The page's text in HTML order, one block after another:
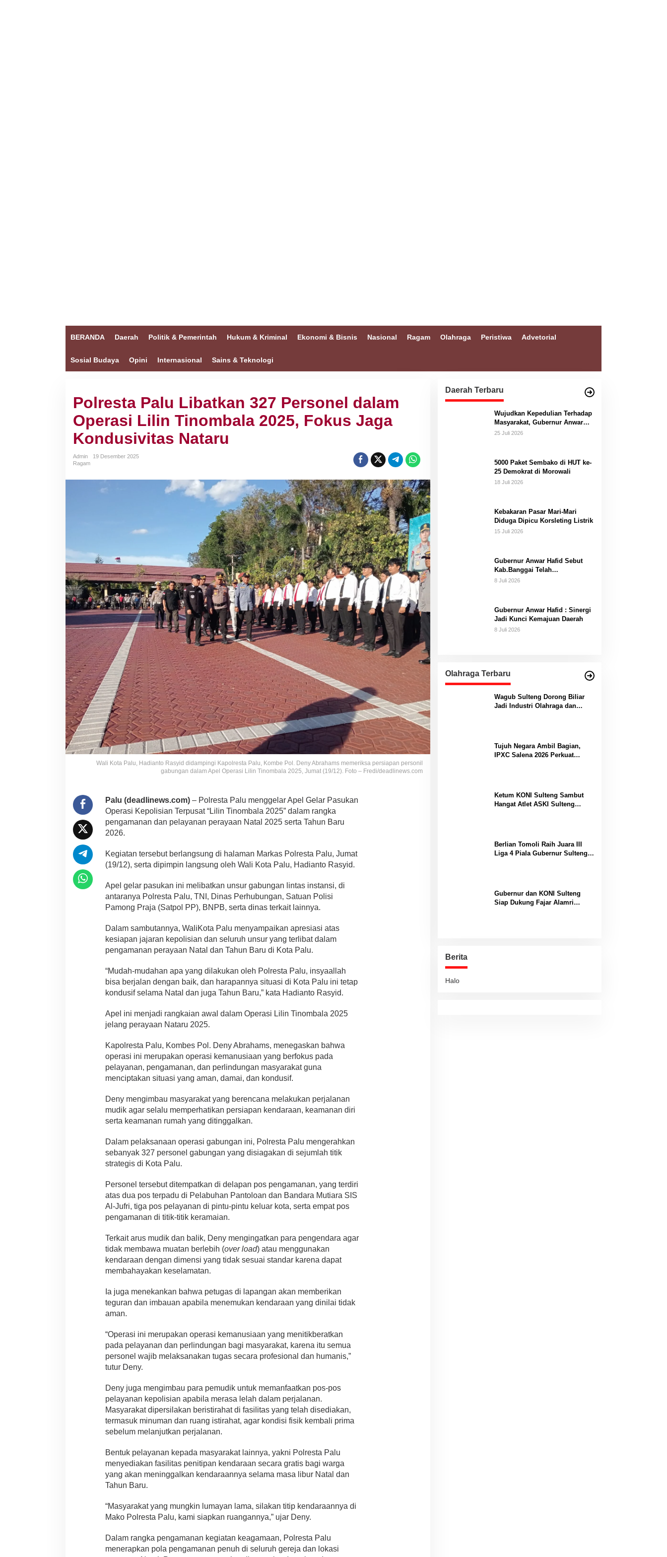
BERANDA Daerah Politik & Pemerintah Hukum & Kriminal Ekonomi & Bisnis Nasional Ragam Olahraga Peristiwa Advetorial
Sosial Budaya Opini Internasional Sains & Teknologi
Polresta Palu Libatkan 327 Personel dalam
Operasi Lilin Tinombala 2025, Fokus Jaga
Kondusivitas Nataru
Admin
19 Desember 2025
Ragam
Wali Kota Palu, Hadianto Rasyid didampingi Kapolresta Palu, Kombe Pol. Deny Abrahams memeriksa persiapan personil
gabungan dalam Apel Operasi Lilin Tinombala 2025, Jumat (19/12). Foto – Fredi/deadlinews.com
Palu (deadlinews.com)– Polresta Palu menggelar Apel Gelar Pasukan
Operasi Kepolisian Terpusat “Lilin Tinombala 2025” dalam rangka
pengamanan dan pelayanan perayaan Natal 2025 serta Tahun Baru
2026.
Kegiatan tersebut berlangsung di halaman Markas Polresta Palu, Jumat
(19/12), serta dipimpin langsung oleh Wali Kota Palu, Hadianto Rasyid.
Apel gelar pasukan ini melibatkan unsur gabungan lintas instansi, di
antaranya Polresta Palu, TNI, Dinas Perhubungan, Satuan Polisi
Pamong Praja (Satpol PP), BNPB, serta dinas terkait lainnya.
Dalam sambutannya, WaliKota Palu menyampaikan apresiasi atas
kesiapan jajaran kepolisian dan seluruh unsur yang terlibat dalam
pengamanan perayaan Natal dan Tahun Baru di Kota Palu.
“Mudah-mudahan apa yang dilakukan oleh Polresta Palu, insyaallah
bisa berjalan dengan baik, dan harapannya situasi di Kota Palu ini tetap
kondusif selama Natal dan juga Tahun Baru,” kata Hadianto Rasyid.
Apel ini menjadi rangkaian awal dalam Operasi Lilin Tinombala 2025
jelang perayaan Nataru 2025.
Kapolresta Palu, Kombes Pol. Deny Abrahams, menegaskan bahwa
operasi ini merupakan operasi kemanusiaan yang berfokus pada
pelayanan, pengamanan, dan perlindungan masyarakat guna
menciptakan situasi yang aman, damai, dan kondusif.
Deny mengimbau masyarakat yang berencana melakukan perjalanan
mudik agar selalu memperhatikan persiapan kendaraan, keamanan diri
serta keamanan rumah yang ditinggalkan.
Dalam pelaksanaan operasi gabungan ini, Polresta Palu mengerahkan
sebanyak 327 personel gabungan yang disiagakan di sejumlah titik
strategis di Kota Palu.
Personel tersebut ditempatkan di delapan pos pengamanan, yang terdiri
atas dua pos terpadu di Pelabuhan Pantoloan dan Bandara Mutiara SIS
Al-Jufri, tiga pos pelayanan di pintu-pintu keluar kota, serta empat pos
pengamanan di titik-titik keramaian.
Terkait arus mudik dan balik, Deny mengingatkan para pengendara agar
tidak membawa muatan berlebih (over load) atau menggunakan
kendaraan dengan dimensi yang tidak sesuai standar karena dapat
membahayakan keselamatan.
Ia juga menekankan bahwa petugas di lapangan akan memberikan
teguran dan imbauan apabila menemukan kendaraan yang dinilai tidak
aman.
“Operasi ini merupakan operasi kemanusiaan yang menitikberatkan
pada pelayanan dan perlindungan bagi masyarakat, karena itu semua
personel wajib melaksanakan tugas secara profesional dan humanis,”
tutur Deny.
Deny juga mengimbau para pemudik untuk memanfaatkan pos-pos
pelayanan kepolisian apabila merasa lelah dalam perjalanan.
Masyarakat dipersilakan beristirahat di fasilitas yang telah disediakan,
termasuk minuman dan ruang istirahat, agar kondisi fisik kembali prima
sebelum melanjutkan perjalanan.
Bentuk pelayanan kepada masyarakat lainnya, yakni Polresta Palu
menyediakan fasilitas penitipan kendaraan secara gratis bagi warga
yang akan meninggalkan kendaraannya selama masa libur Natal dan
Tahun Baru.
“Masyarakat yang mungkin lumayan lama, silakan titip kendaraannya di
Mako Polresta Palu, kami siapkan ruangannya,” ujar Deny.
Dalam rangka pengamanan kegiatan keagamaan, Polresta Palu
menerapkan pola pengamanan penuh di seluruh gereja dan lokasi
Daerah Terbaru
Wujudkan Kepedulian Terhadap
Masyarakat, Gubernur Anwar
Hafid Bangun Jembatan
25 Juli 2026
5000 Paket Sembako di HUT ke-
25 Demokrat di Morowali
18 Juli 2026
Kebakaran Pasar Mari-Mari
Diduga Dipicu Korsleting Listrik
15 Juli 2026
Gubernur Anwar Hafid Sebut
Kab.Banggai Telah
“Melahirkan” Generasi…
8 Juli 2026
Gubernur Anwar Hafid : Sinergi
Jadi Kunci Kemajuan Daerah
8 Juli 2026
Olahraga Terbaru
Wagub Sulteng Dorong Biliar
Jadi Industri Olahraga dan
Tujuh Negara Ambil Bagian,
IPXC Salena 2026 Perkuat
Ketum KONI Sulteng Sambut
Hangat Atlet ASKI Sulteng
Berlian Tomoli Raih Juara III
Liga 4 Piala Gubernur Sulteng
Gubernur dan KONI Sulteng
Siap Dukung Fajar Alamri
Berita
Halo